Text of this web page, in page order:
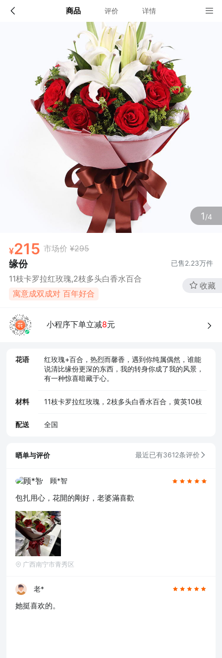
商品 评价 详情
1/4
215 市场价 ¥295
缘份 已售2.23万件
11枝卡罗拉红玫瑰,2枝多头白香水百合
寓意成双成对 百年好合
收藏
小程序下单立减8元
花语
红玫瑰+百合，热烈而馨香，遇到你纯属偶然，谁能
说清比缘份更深的东西，我的转身你成了我的风景，
有一种惊喜暗藏于心。
材料 11枝卡罗拉红玫瑰，2枝多头白香水百合，黄英10枝
配送 全国
配送说明
确定
店铺信息
该地区暂无配送门店
确定
晒单与评价 最近已有3612条评价
顾*智
包扎用心，花開的剛好，老婆滿喜歡
广西南宁市青秀区
老*
她挺喜欢的。